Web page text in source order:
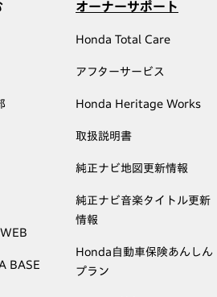
BASE
オーナーサポート
Honda Total Care
アフターサービス
Honda Heritage Works
取扱説明書
純正ナビ地図更新情報
純正ナビ音楽タイトル更新
情報
Honda自動車保険あんしん
プラン